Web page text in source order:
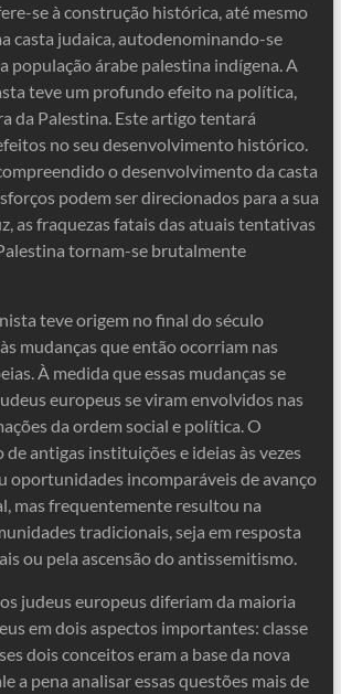
se à construção histórica, até mesmo
casta judaica, autodenominando-se
população árabe palestina indígena. A
teve um profundo efeito na política,
da Palestina. Este artigo tentará
no seu desenvolvimento histórico.
o desenvolvimento da casta
podem ser direcionados para a sua
as fraquezas fatais das atuais tentativas
tornam-se brutalmente
teve origem no final do século
mudanças que então ocorriam nas
À medida que essas mudanças se
europeus se viram envolvidos nas
da ordem social e política. O
antigas instituições e ideias às vezes
oportunidades incomparáveis de avanço
mas frequentemente resultou na
tradicionais, seja em resposta
ou pela ascensão do antissemitismo.
judeus europeus diferiam da maioria
em dois aspectos importantes: classe
dois conceitos eram a base da nova
a pena analisar essas questões mais de